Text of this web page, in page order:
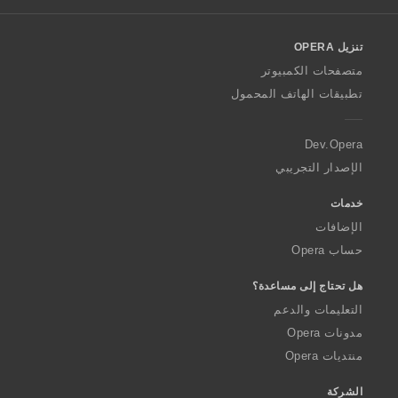
w
O
a
تنزيل OPERA
متصفحات الكمبيوتر
تطبيقات الهاتف المحمول
Dev.Opera
الإصدار التجريبي
خدمات
الإضافات
حساب Opera
هل تحتاج إلى مساعدة؟
التعليمات والدعم
مدونات Opera
منتديات Opera
الشركة